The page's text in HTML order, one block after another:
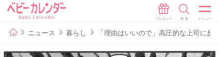
ニュース 暮らし 「理由はいいので」高圧的な上司に